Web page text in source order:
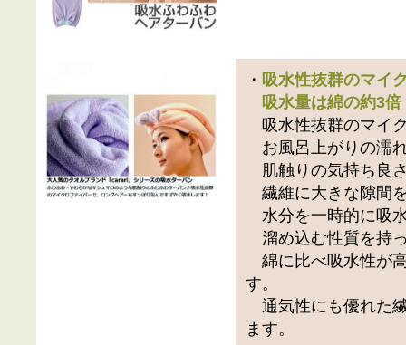
・ 吸水性抜群のマイ
吸水量は綿の約3倍
吸水性抜群のマイ
お風呂上がりの濡
肌触りの気持ち良
繊維に大きな隙間
水分を一時的に吸
溜め込む性質を持
綿に比べ吸水性が
す。
通気性にも優れた
ます。